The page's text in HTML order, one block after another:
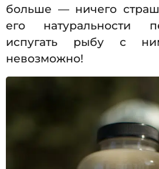
больше — ничего
его натуральности
испугать рыбу с
невозможно!